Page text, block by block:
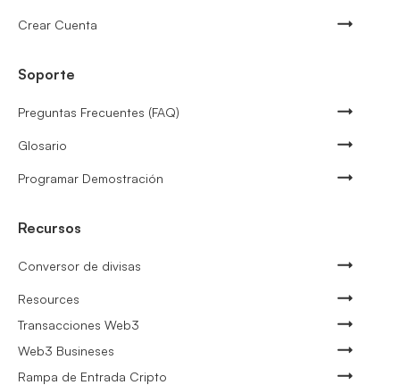
Crear Cuenta
Soporte
Preguntas Frecuentes (FAQ)
Glosario
Programar Demostración
Recursos
Conversor de divisas
Resources
Transacciones Web3
Web3 Busineses
Rampa de Entrada Cripto